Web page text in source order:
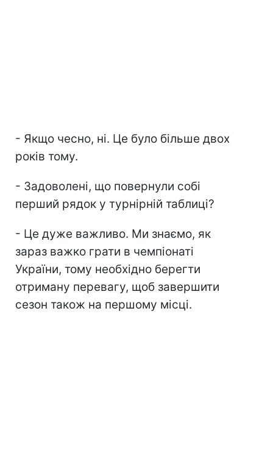
- Якщо чесно, ні. Це було більше двох
років тому.
- Задоволені, що повернули собі
перший рядок у турнірній таблиці?
- Це дуже важливо. Ми знаємо, як
зараз важко грати в чемпіонаті
України, тому необхідно берегти
отриману перевагу, щоб завершити
сезон також на першому місці.